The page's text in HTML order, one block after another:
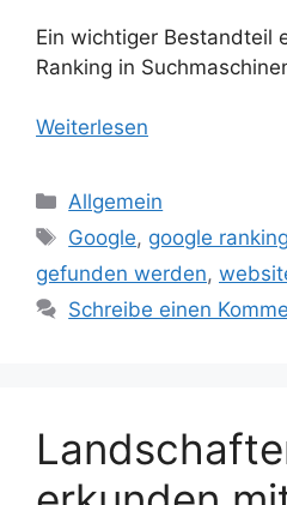
Ein wichtiger Bestandteil
Ranking in
Weiterlesen
Kategorien
Allgemein
Schlagwörter
Google, google ranking
gefunden werden,
Schreibe einen